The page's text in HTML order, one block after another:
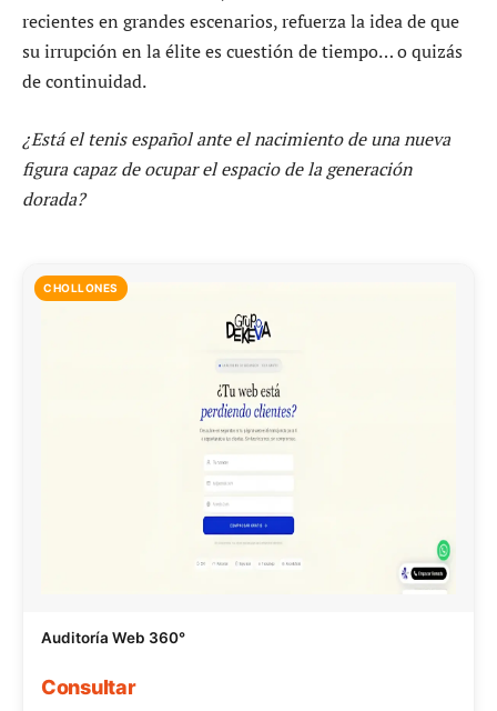
recientes en grandes escenarios, refuerza la idea de que
su irrupción en la élite es cuestión de tiempo… o quizás
de continuidad.
¿Está el tenis español ante el nacimiento de una nueva
figura capaz de ocupar el espacio de la generación
dorada?
CHOLLONES
Auditoría Web 360°
Consultar